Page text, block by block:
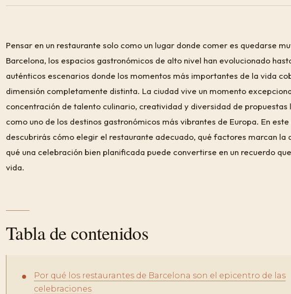
Pensar en un restaurante solo como un lugar donde comer es quedarse
Barcelona, los espacios gastronómicos de alto nivel han evolucionado
auténticos escenarios donde los momentos más importantes de la vida
dimensión completamente distinta. La ciudad vive un momento
concentración de talento culinario, creatividad y diversidad de propuestas
como uno de los destinos gastronómicos más vibrantes de Europa. En
descubrirás cómo elegir el restaurante adecuado, qué factores marcan la
qué una celebración bien planificada puede convertirse en un recuerdo
vida.
Tabla de contenidos
Por qué los restaurantes de Barcelona son el epicentro de las
celebraciones